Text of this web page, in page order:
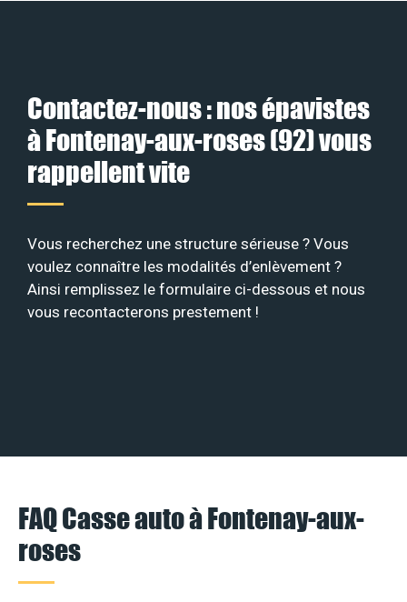
Contactez-nous : nos épavistes
à Fontenay-aux-roses (92) vous
rappellent vite
Vous recherchez une structure sérieuse ? Vous
voulez connaître les modalités d’enlèvement ?
Ainsi remplissez le formulaire ci-dessous et nous
vous recontacterons prestement !
FAQ Casse auto à Fontenay-aux-
roses